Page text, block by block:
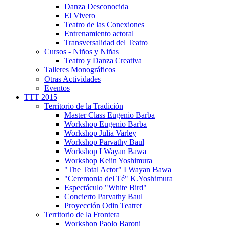
Danza Desconocida
El Vivero
Teatro de las Conexiones
Entrenamiento actoral
Transversalidad del Teatro
Cursos - Niños y Niñas
Teatro y Danza Creativa
Talleres Monográficos
Otras Actividades
Eventos
TTT 2015
Territorio de la Tradición
Master Class Eugenio Barba
Workshop Eugenio Barba
Workshop Julia Varley
Workshop Parvathy Baul
Workshop I Wayan Bawa
Workshop Keiin Yoshimura
"The Total Actor" I Wayan Bawa
"Ceremonia del Té" K.Yoshimura
Espectáculo "White Bird"
Concierto Parvathy Baul
Proyección Odin Teatret
Territorio de la Frontera
Workshop Paolo Baroni